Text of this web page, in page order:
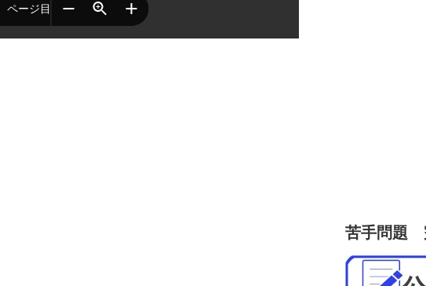
苦手問題